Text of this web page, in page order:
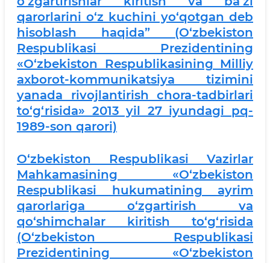
qarorlarini o‘z kuchini yo‘qotgan deb
hisoblash haqida” (O‘zbekiston
Respublikasi Prezidentining
«O‘zbekiston Respublikasining Milliy
axborot-kommunikatsiya tizimini
yanada rivojlantirish chora-tadbirlari
to‘g‘risida» 2013 yil 27 iyundagi pq-
1989-son qarori)
O‘zbekiston Respublikasi Vazirlar
Mahkamasining «O‘zbekiston
Respublikasi hukumatining ayrim
qarorlariga o‘zgartirish va
qo‘shimchalar kiritish to‘g‘risida
(O‘zbekiston Respublikasi
Prezidentining «O‘zbekiston